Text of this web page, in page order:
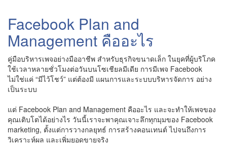
Facebook Plan and
Management คืออะไร
คู่มือบริหารเพจอย่างมืออาชีพ สำหรับธุรกิจขนาดเล็ก ในยุคที่ผู้บริโภค
ใช้เวลาหลายชั่วโมงต่อวันบนโซเชียลมีเดีย การมีเพจ Facebook
ไม่ใช่แค่ “มีไว้โชว์” แต่ต้องมี แผนการและระบบบริหารจัดการ อย่าง
เป็นระบบ
แต่ Facebook Plan and Management คืออะไร และจะทำให้เพจของ
คุณเติบโตได้อย่างไร วันนี้เราจะพาคุณเจาะลึกทุกมุมของ Facebook
marketing, ตั้งแต่การวางกลยุทธ์ การสร้างคอนเทนต์ ไปจนถึงการ
วิเคราะห์ผล และเพิ่มยอดขายจริง